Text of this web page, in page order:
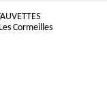
Cormeilles